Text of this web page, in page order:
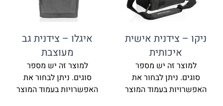
ניקו – צידנית אישית
איכותית
למוצר זה יש מספר
סוגים. ניתן לבחור את
האפשרויות בעמוד המוצר
איגלו – צידנית גב
מעוצבת
למוצר זה יש מספר
סוגים. ניתן לבחור את
האפשרויות בעמוד המוצר